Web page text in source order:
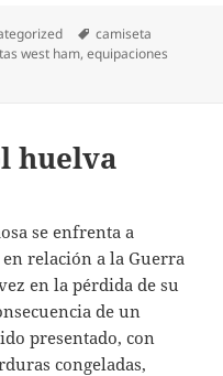
Etiquetas
camiseta
west ham,equipaciones
huelva
se enfrenta a
relación a la Guerra
en la pérdida de su
de un
presentado, con
congeladas,